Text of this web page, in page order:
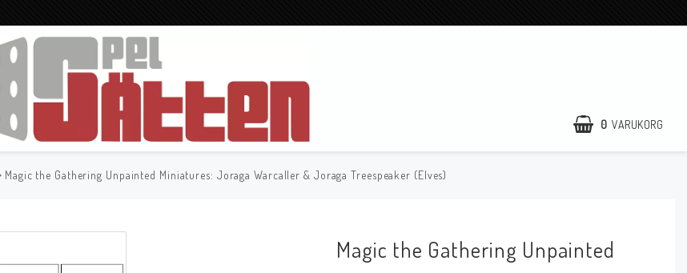
0 VARUKORG
Magic the Gathering Unpainted Miniatures: Joraga Warcaller & Joraga Treespeaker (Elves)
Magic the Gathering Unpainted